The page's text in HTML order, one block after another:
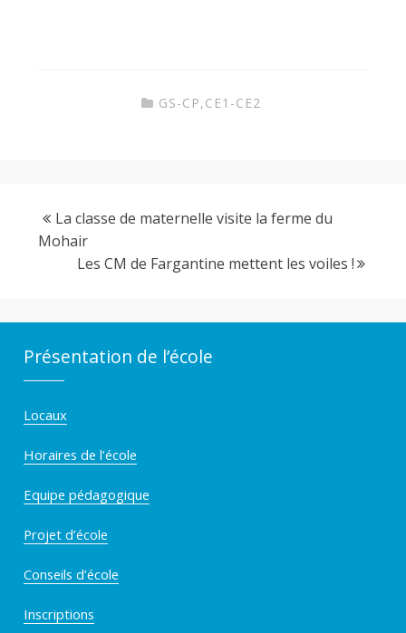
GS-CP,CE1-CE2
La classe de maternelle visite la ferme du
Mohair
Les CM de Fargantine mettent les voiles !
Présentation de l’école
Locaux
Horaires de l’école
Equipe pédagogique
Projet d’école
Conseils d’école
Inscriptions